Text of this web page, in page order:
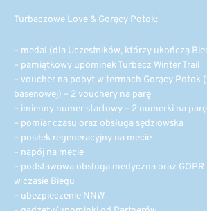
Turbaczowe Love & Gorący Potok:
– medal (dla Uczestników, którzy ukończą
– pamiątkowy upominek Turbacz Winter Trail
– voucher na pobyt w termach Gorący Potok
basenowej) – 2 vouchery na parę
– imienny numer startowy – 2 numerki na parę
– pomiar czasu oraz obsługa sędziowska
– posiłek regeneracyjny na mecie
– napój na mecie
– podstawowa obsługa medyczna oraz
w czasie Biegu
– ubezpieczenie NNW